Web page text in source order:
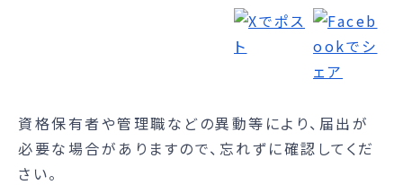
資格保有者や管理職などの異動等により、届出が
必要な場合がありますので、忘れずに確認してくだ
さい。